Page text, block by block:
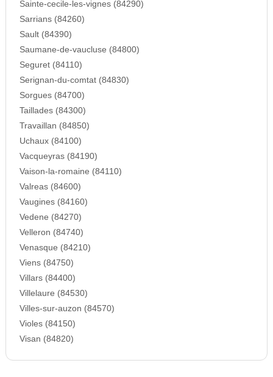
Sainte-cecile-les-vignes (84290)
Sarrians (84260)
Sault (84390)
Saumane-de-vaucluse (84800)
Seguret (84110)
Serignan-du-comtat (84830)
Sorgues (84700)
Taillades (84300)
Travaillan (84850)
Uchaux (84100)
Vacqueyras (84190)
Vaison-la-romaine (84110)
Valreas (84600)
Vaugines (84160)
Vedene (84270)
Velleron (84740)
Venasque (84210)
Viens (84750)
Villars (84400)
Villelaure (84530)
Villes-sur-auzon (84570)
Violes (84150)
Visan (84820)